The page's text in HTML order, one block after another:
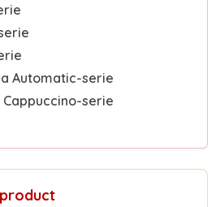
Automatic-serie
Cappuccino-serie